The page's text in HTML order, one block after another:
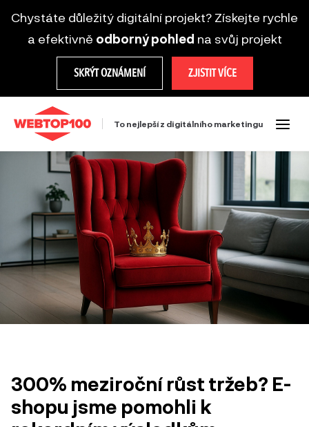
Chystáte důležitý digitální projekt? Získejte rychle
a efektivně odborný pohled na svůj projekt
SKRÝT OZNÁMENÍ ZJISTIT VÍCE
To nejlepší z digitálního marketingu
300% meziroční růst tržeb? E-
shopu jsme pomohli k